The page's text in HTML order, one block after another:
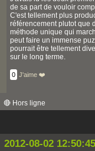
de sa part de vouloir
C'est tellement plus
référencement plutot que
méthode unique qui
peut faire un immense
pourrait être tellement
sur le long terme.
0 J'aime ❤️
🔴 Hors ligne
2012-08-02 12:50:45